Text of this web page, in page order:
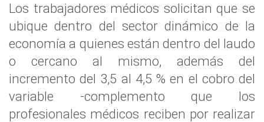
Los trabajadores médicos solicitan que se
ubique dentro del sector dinámico de la
economía a quienes están dentro del laudo
o cercano al mismo, además del
incremento del 3,5 al 4,5 % en el cobro del
variable -complemento que los
profesionales médicos reciben por realizar